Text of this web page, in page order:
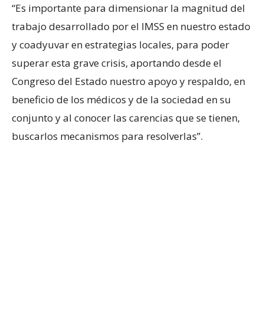
“Es importante para dimensionar la magnitud del
trabajo desarrollado por el IMSS en nuestro estado
y coadyuvar en estrategias locales, para poder
superar esta grave crisis, aportando desde el
Congreso del Estado nuestro apoyo y respaldo, en
beneficio de los médicos y de la sociedad en su
conjunto y al conocer las carencias que se tienen,
buscarlos mecanismos para resolverlas”.